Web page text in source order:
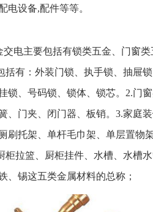
电设备,配件等等。
电主要包括有锁类五金、门窗
括有：外装门锁、执手锁、抽屉
锁、号码锁、锁体、锁芯。2.门
、门夹、闭门器、板销。3.家庭
刷托架、单杆毛巾架、单层置物
柜拉篮、厨柜挂件、水槽、水槽
、锡这五类金属材料的总称；